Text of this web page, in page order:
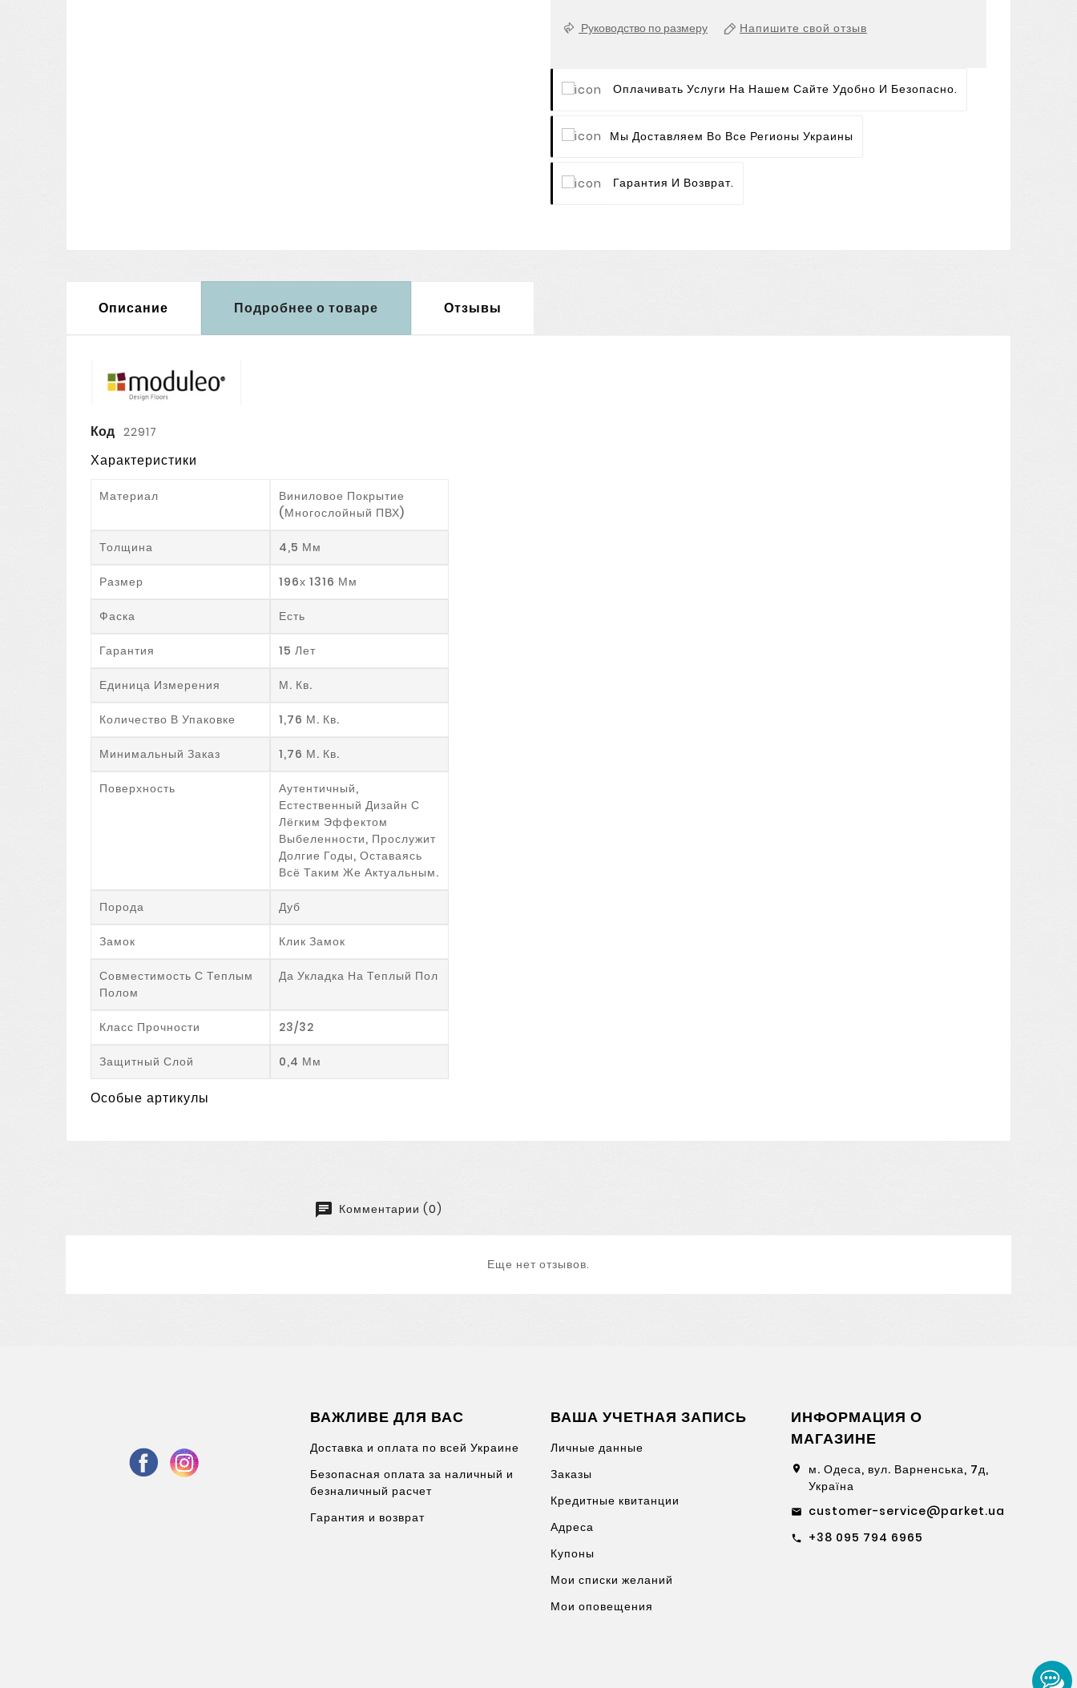
Руководство по размеру Напишите свой отзыв
Оплачивать Услуги На Нашем Сайте Удобно И Безопасно.
Мы Доставляем Во Все Регионы Украины
Гарантия И Возврат.
Описание Подробнее о товаре Отзывы
Код 22917
Характеристики
Материал
Виниловое Покрытие
(многослойный ПВХ)
Толщина 4,5 Мм
Размер 196х 1316 Мм
Фаска Есть
Гарантия 15 Лет
Единица Измерения М. Кв.
Количество В Упаковке 1,76 М. Кв.
Минимальный Заказ 1,76 М. Кв.
Поверхность
Аутентичный,
Естественный Дизайн С
Лёгким Эффектом
Выбеленности, Прослужит
Долгие Годы, Оставаясь
Всё Таким Же Актуальным.
Порода Дуб
Замок Клик Замок
Совместимость С Теплым
Полом
Да Укладка На Теплый Пол
Класс Прочности 23/32
Защитный Слой 0,4 Мм
Особые артикулы
Комментарии (0)
Еще нет отзывов.
ВАЖЛИВЕ ДЛЯ ВАС
Доставка и оплата по всей Украине
Безопасная оплата за наличный и
безналичный расчет
Гарантия и возврат
ВАША УЧЕТНАЯ ЗАПИСЬ
Личные данные
Заказы
Кредитные квитанции
Адреса
Купоны
Мои списки желаний
Мои оповещения
ИНФОРМАЦИЯ О
МАГАЗИНЕ
location_on
м. Одеса, вул. Варненська, 7д,
Україна
email customer-service@parket.ua
call +38 095 794 6965